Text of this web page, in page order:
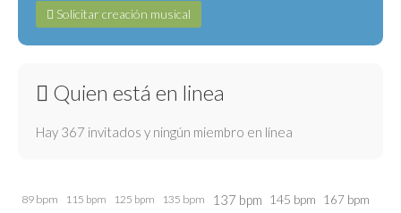
Solicitar creación musical
Quien está en linea
Hay 367 invitados y ningún miembro en línea
89 bpm 115 bpm 125 bpm 135 bpm 137 bpm 145 bpm 167 bpm